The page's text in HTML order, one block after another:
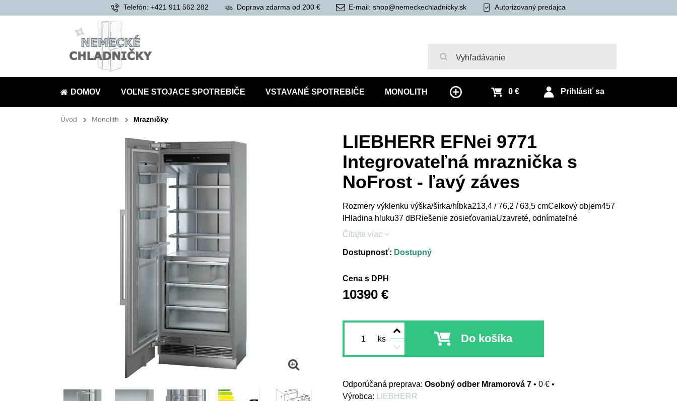
DOMOV VOĽNE STOJACE SPOTREBIČE VSTAVANÉ SPOTREBIČE MONOLITH Prihlásiť sa
0 €
Telefón: +421 911 562 282 Doprava zdarma od 200 € E-mail: shop@nemeckechladnicky.sk Autorizovaný predajca
Úvod Monolith Mrazničky
LIEBHERR EFNei 9771
Integrovateľná mraznička s
NoFrost - ľavý záves
Rozmery výklenku výška/šírka/hĺbka213,4 / 76,2 / 63,5 cmCelkový objem457
lHladina hluku37 dBRiešenie zosieťovaniaUzavreté, odnímateľné
Čítajte viac
Dostupnosť: Dostupný
Cena s DPH
10390 €
ks Do košíka
Osobný odber Mramorová 7• 0 € •
Výrobca:
LIEBHERR